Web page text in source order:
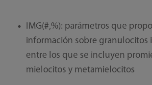
IMG(#,%): parámetros que
información sobre granulocitos
entre los que se incluyen
mielocitos y metamielocitos